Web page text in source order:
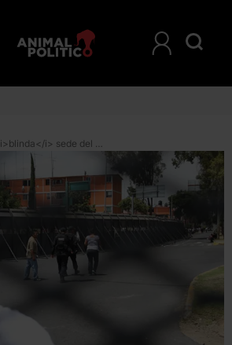
Policía Federal <i>blinda</i> sede del TEPJF